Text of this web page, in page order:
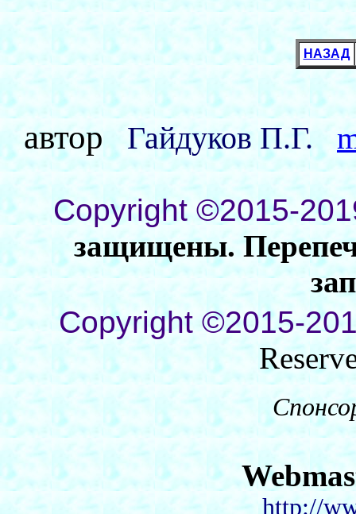
НАЗАД
автор Гайдуков П.Г.
Copyright ©2015-
защищены.
Copyright ©2015-
http://